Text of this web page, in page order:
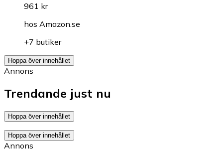
961 kr
hos Amazon.se
+7 butiker
Hoppa över innehållet
Annons
Trendande just nu
Hoppa över innehållet
Hoppa över innehållet
Annons